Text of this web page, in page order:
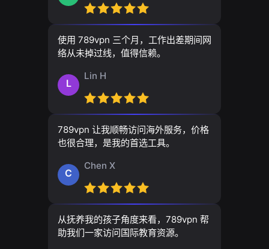
使用 789vpn 三个月，工作出差期间网
络从未掉过线，值得信赖。
L
Lin H
789vpn 让我顺畅访问海外服务，价格
也很合理，是我的首选工具。
C
Chen X
从抚养我的孩子角度来看，789vpn 帮
助我们一家访问国际教育资源。